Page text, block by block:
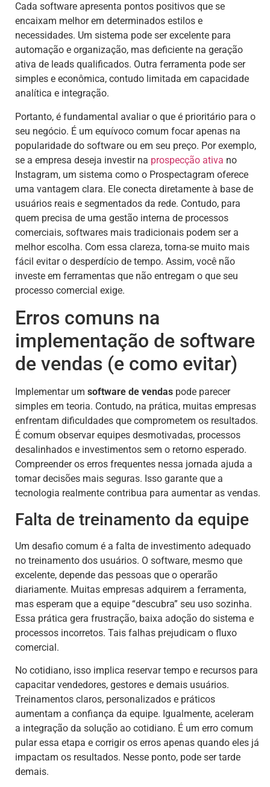
Cada software apresenta pontos positivos que se
encaixam melhor em determinados estilos e
necessidades. Um sistema pode ser excelente para
automação e organização, mas deficiente na geração
ativa de leads qualificados. Outra ferramenta pode ser
simples e econômica, contudo limitada em capacidade
analítica e integração.
Portanto, é fundamental avaliar o que é prioritário para o
seu negócio. É um equívoco comum focar apenas na
popularidade do software ou em seu preço. Por exemplo,
se a empresa deseja investir na prospecção ativa no
Instagram, um sistema como o Prospectagram oferece
uma vantagem clara. Ele conecta diretamente à base de
usuários reais e segmentados da rede. Contudo, para
quem precisa de uma gestão interna de processos
comerciais, softwares mais tradicionais podem ser a
melhor escolha. Com essa clareza, torna-se muito mais
fácil evitar o desperdício de tempo. Assim, você não
investe em ferramentas que não entregam o que seu
processo comercial exige.
Erros comuns na
implementação de software
de vendas (e como evitar)
Implementar um software de vendas pode parecer
simples em teoria. Contudo, na prática, muitas empresas
enfrentam dificuldades que comprometem os resultados.
É comum observar equipes desmotivadas, processos
desalinhados e investimentos sem o retorno esperado.
Compreender os erros frequentes nessa jornada ajuda a
tomar decisões mais seguras. Isso garante que a
tecnologia realmente contribua para aumentar as vendas.
Falta de treinamento da equipe
Um desafio comum é a falta de investimento adequado
no treinamento dos usuários. O software, mesmo que
excelente, depende das pessoas que o operarão
diariamente. Muitas empresas adquirem a ferramenta,
mas esperam que a equipe “descubra” seu uso sozinha.
Essa prática gera frustração, baixa adoção do sistema e
processos incorretos. Tais falhas prejudicam o fluxo
comercial.
No cotidiano, isso implica reservar tempo e recursos para
capacitar vendedores, gestores e demais usuários.
Treinamentos claros, personalizados e práticos
aumentam a confiança da equipe. Igualmente, aceleram
a integração da solução ao cotidiano. É um erro comum
pular essa etapa e corrigir os erros apenas quando eles já
impactam os resultados. Nesse ponto, pode ser tarde
demais.